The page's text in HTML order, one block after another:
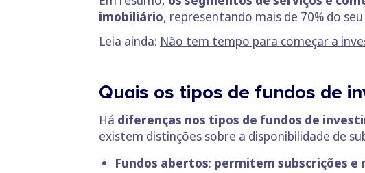
imobiliário, representando mais de 70% do
Leia ainda: Não tem tempo para começar a
Quais os tipos de fundos de
Há diferenças nos tipos de fundos de
existem distinções sobre a disponibilidade de
Fundos abertos: permitem subscrições e